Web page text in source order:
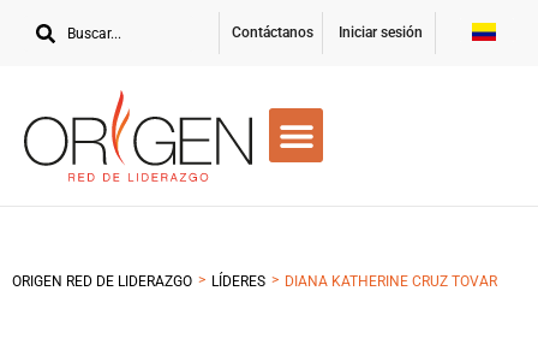
Contáctanos Iniciar sesión
ORIGEN RED DE LIDERAZGO > LÍDERES > DIANA KATHERINE CRUZ TOVAR